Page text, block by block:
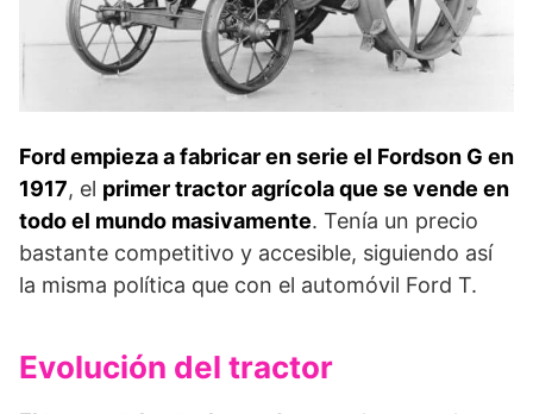
Ford empieza a fabricar en serie el Fordson G en
1917, el primer tractor agrícola que se vende en
todo el mundo masivamente. Tenía un precio
bastante competitivo y accesible, siguiendo así
la misma política que con el automóvil Ford T.
Evolución del tractor